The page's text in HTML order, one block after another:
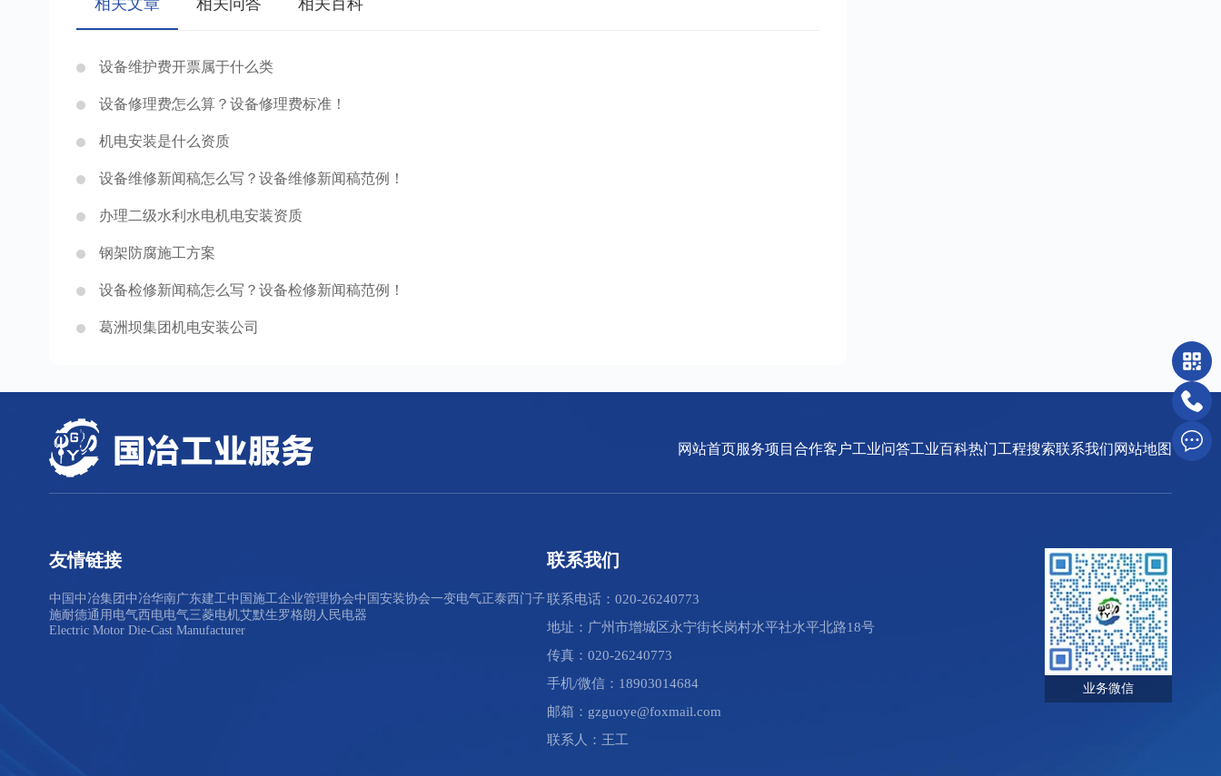
相关文章 相关问答 相关百科
设备维护费开票属于什么类
设备修理费怎么算？设备修理费标准！
机电安装是什么资质
设备维修新闻稿怎么写？设备维修新闻稿范例！
办理二级水利水电机电安装资质
钢架防腐施工方案
设备检修新闻稿怎么写？设备检修新闻稿范例！
葛洲坝集团机电安装公司
网站首页服务项目合作客户工业问答工业百科热门工程搜索联系我们网站地图
友情链接
中国中冶集团 中冶华南广东建工中国施工企业管理协会中国安装协会一变电气正泰西门子
施耐德通用电气西电电气三菱电机艾默生罗格朗 人民电器
Electric Motor Die-Cast Manufacturer
联系我们
联系电话：020-26240773
地址：广州市增城区永宁街长岗村水平社水平北路18号
传真：020-26240773
手机/微信：18903014684
邮箱：gzguoye@foxmail.com
联系人：王工
业务微信